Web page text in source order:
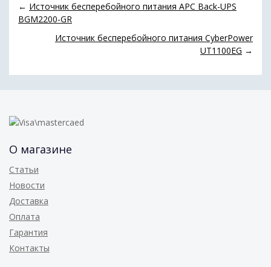
← Источник бесперебойного питания APC Back-UPS
BGM2200-GR
Источник бесперебойного питания CyberPower
UT1100EG →
О магазине
Статьи
Новости
Доставка
Оплата
Гарантия
Контакты